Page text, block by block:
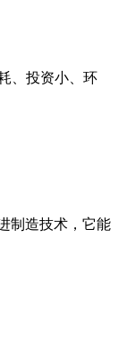
、投资小、环
制造技术，它能